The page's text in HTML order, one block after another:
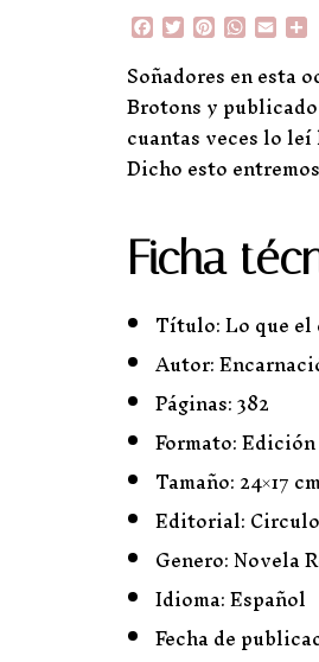
F
a
c
e
b
o
o
k
T
w
it
t
e
r
P
n
t
e
r
e
s
W
h
a
ts
A
p
p
E
m
a
i
l p
a
rt
i
Soñadores en esta
Brotons y
cuantas veces lo
Dicho esto
Ficha
Título: Lo que el
Autor:
Páginas: 382
Formato:
Tamaño: 24×17
Editorial:
Genero: Novela
Idioma: Español
Fecha de